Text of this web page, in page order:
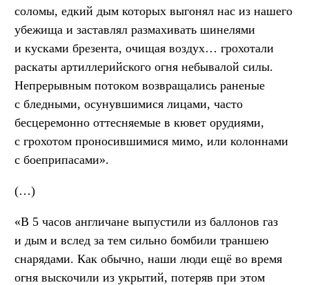
соломы, едкий дым которых выгонял нас из нашего
убежища и заставлял размахивать шинелями
и кусками брезента, очищая воздух… грохотали
раскаты артиллерийского огня небывалой силы.
Непрерывным потоком возвращались раненые
с бледными, осунувшимися лицами, часто
бесцеремонно оттесняемые в кювет орудиями,
с грохотом проносившимися мимо, или колоннами
с боеприпасами».
(…)
«В 5 часов англичане выпустили из баллонов газ
и дым и вслед за тем сильно бомбили траншею
снарядами. Как обычно, наши люди ещё во время
огня выскочили из укрытий, потеряв при этом